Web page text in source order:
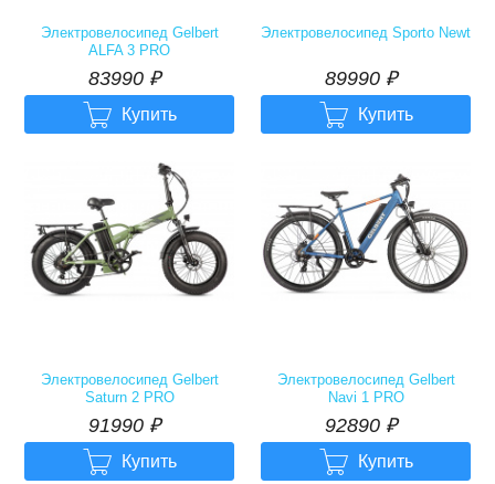
Электровелосипед Gelbert
ALFA 3 PRO
83990р.
83990 ₽
 Купить
Электровелосипед Sporto Newt
89990р.
89990 ₽
 Купить
Электровелосипед Gelbert
Saturn 2 PRO
91990р.
91990 ₽
 Купить
Электровелосипед Gelbert
Navi 1 PRO
92890р.
92890 ₽
 Купить